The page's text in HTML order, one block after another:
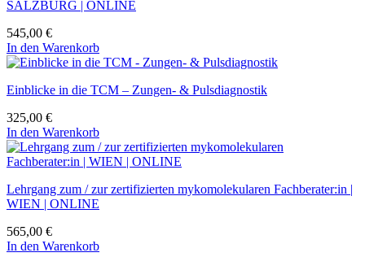
SALZBURG | ONLINE
545,00 €
In den Warenkorb
Einblicke in die TCM – Zungen- & Pulsdiagnostik
325,00 €
In den Warenkorb
Lehrgang zum / zur zertifizierten mykomolekularen Fachberater:in |
WIEN | ONLINE
565,00 €
In den Warenkorb